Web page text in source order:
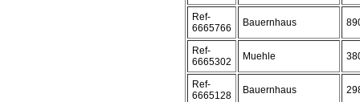
Ref-
6665766
Bauernhaus
Ref-
6665302
Muehle
Ref-
6665128
Bauernhaus